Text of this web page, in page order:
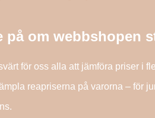
på om webbshopen
för oss alla att jämföra priser i
reapriserna på varorna – för